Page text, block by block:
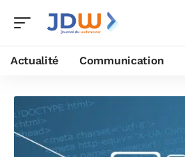
Actualité Communication